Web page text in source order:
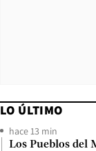
LO ÚLTIMO
hace 13 min
Los Pueblos del